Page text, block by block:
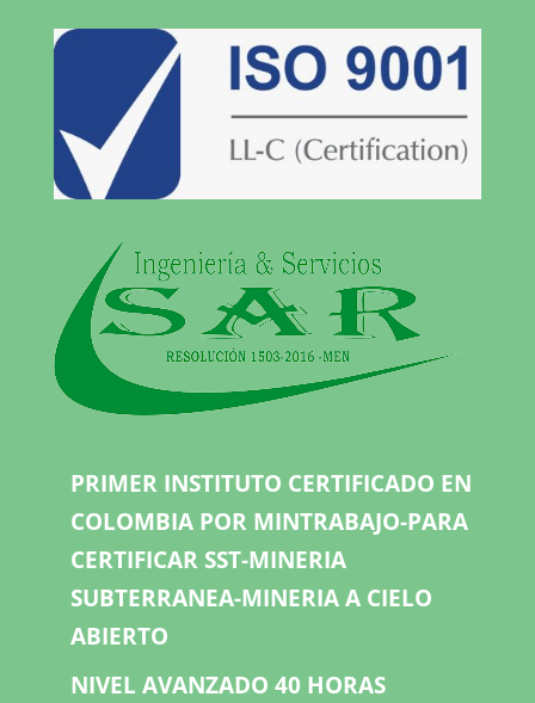
PRIMER INSTITUTO CERTIFICADO EN
COLOMBIA POR MINTRABAJO-PARA
CERTIFICAR SST-MINERIA
SUBTERRANEA-MINERIA A CIELO
ABIERTO
NIVEL AVANZADO 40 HORAS